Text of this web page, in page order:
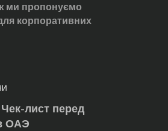
ми пропонуємо
корпоративних
Чек-лист перед
ОАЭ